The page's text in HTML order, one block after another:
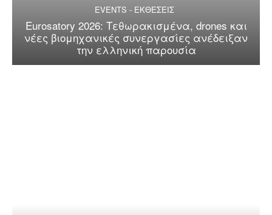
EVENTS - ΕΚΘΕΣΕΙΣ
Eurosatory 2026: Τεθωρακισμένα, drones και
νέες βιομηχανικές συνεργασίες ανέδειξαν
την ελληνική παρουσία